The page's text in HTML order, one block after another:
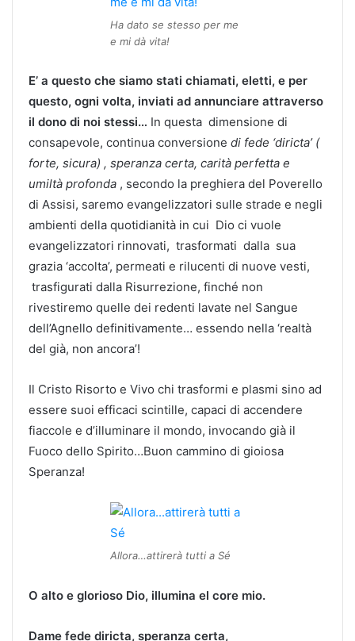
Ha dato se stesso per me
e mi dà vita!
E’ a questo che siamo stati chiamati, eletti, e per
questo, ogni volta, inviati ad annunciare attraverso
il dono di noi stessi… In questa dimensione di
consapevole, continua conversione di fede ‘diricta’ (
forte, sicura) , speranza certa, carità perfetta e
umiltà profonda , secondo la preghiera del Poverello
di Assisi, saremo evangelizzatori sulle strade e negli
ambienti della quotidianità in cui Dio ci vuole
evangelizzatori rinnovati, trasformati dalla sua
grazia ‘accolta’, permeati e rilucenti di nuove vesti,
trasfigurati dalla Risurrezione, finché non
rivestiremo quelle dei redenti lavate nel Sangue
dell’Agnello definitivamente… essendo nella ‘realtà
del già, non ancora’!
Il Cristo Risorto e Vivo chi trasformi e plasmi sino ad
essere suoi efficaci scintille, capaci di accendere
fiaccole e d’illuminare il mondo, invocando già il
Fuoco dello Spirito…Buon cammino di gioiosa
Speranza!
Allora…attirerà tutti a Sé
O alto e glorioso Dio, illumina el core mio.
Dame fede diricta, speranza certa,